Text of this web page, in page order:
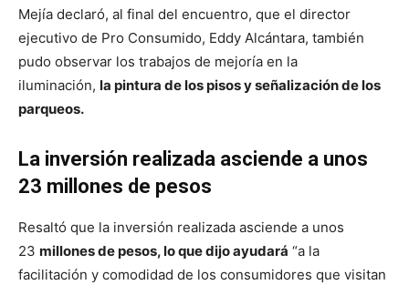
Mejía declaró, al final del encuentro, que el director
ejecutivo de Pro Consumido, Eddy Alcántara, también
pudo observar los trabajos de mejoría en la
iluminación, la pintura de los pisos y señalización de los
parqueos.
La inversión realizada asciende a unos
23 millones de pesos
Resaltó que la inversión realizada asciende a unos
23 millones de pesos, lo que dijo ayudará “a la
facilitación y comodidad de los consumidores que visitan